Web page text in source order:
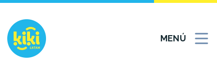
Ir
contenido
MENÚ